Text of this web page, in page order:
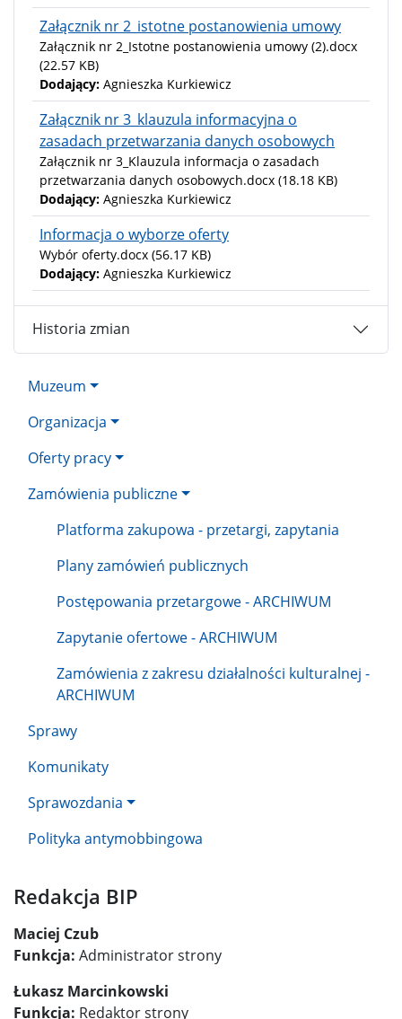
Muzeum
Organizacja
Oferty pracy
Zamówienia publiczne
Platforma zakupowa - przetargi, zapytania
Plany zamówień publicznych
Postępowania przetargowe - ARCHIWUM
Zapytanie ofertowe - ARCHIWUM
Zamówienia z zakresu działalności kulturalnej -
ARCHIWUM
Sprawy
Komunikaty
Sprawozdania
Polityka antymobbingowa
Załącznik nr 2_istotne postanowienia umowy
Załącznik nr 2_Istotne postanowienia umowy (2).docx
(22.57 KB)
Dodający: Agnieszka Kurkiewicz
Załącznik nr 3_klauzula informacyjna o
zasadach przetwarzania danych osobowych
Załącznik nr 3_Klauzula informacja o zasadach
przetwarzania danych osobowych.docx (18.18 KB)
Dodający: Agnieszka Kurkiewicz
Informacja o wyborze oferty
Wybór oferty.docx (56.17 KB)
Dodający: Agnieszka Kurkiewicz
Historia zmian
Redakcja BIP
Maciej Czub
Funkcja: Administrator strony
Łukasz Marcinkowski
Funkcja: Redaktor strony